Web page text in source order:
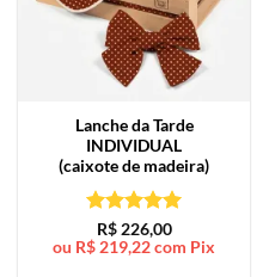
Lanche da Tarde
INDIVIDUAL
(caixote de madeira)
Avaliação5
de 5
R$226,00
ou R$ 219,22com Pix